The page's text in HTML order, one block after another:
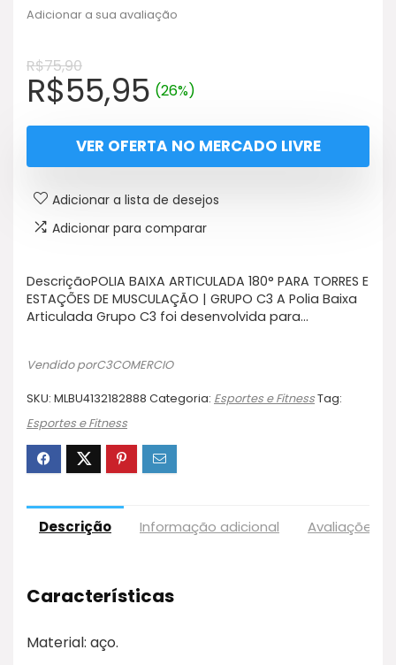
Adicionar a sua avaliação
R$75,90
O
preço
original
era:
R$75,90.
R$55,95O
preço
atual
é:
R$55,95.
(26%)
VER OFERTA NO MERCADO LIVRE
Adicionar a lista de desejos
Adicionar para comparar
DescriçãoPOLIA BAIXA ARTICULADA 180° PARA TORRES E
ESTAÇÕES DE MUSCULAÇÃO | GRUPO C3 A Polia Baixa
Articulada Grupo C3 foi desenvolvida para…
Vendido porC3COMERCIO
SKU: MLBU4132182888 Categoria: Esportes e FitnessTag:
Esportes e Fitness
Descrição Informação adicional Avaliações
Características
Material: aço.